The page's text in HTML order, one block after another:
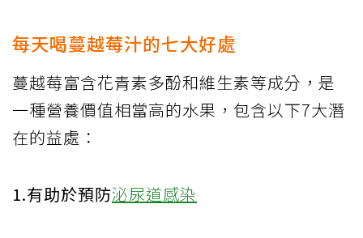
每天喝蔓越莓汁的七大好處
蔓越莓富含花青素多酚和維生素等成分，是
一種營養價值相當高的水果，包含以下7大潛
在的益處：
1.有助於預防泌尿道感染